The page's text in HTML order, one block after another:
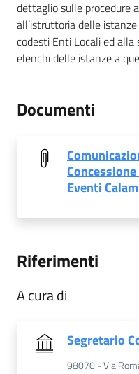
dettaglio sulle procedure
all’istruttoria delle
codesti Enti Locali ed alla
elenchi delle istanze a
Documenti
Eventi
Riferimenti
A cura di
Segretario
98070 - Via